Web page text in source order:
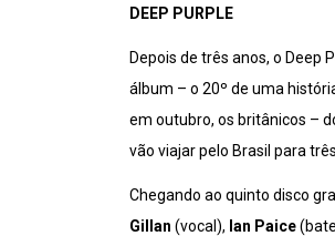
DEEP PURPLE
Depois de três anos, o Deep
álbum – o 20º de uma
em outubro, os britânicos –
vão viajar pelo Brasil para
Chegando ao quinto disco
Gillan (vocal), Ian Paice